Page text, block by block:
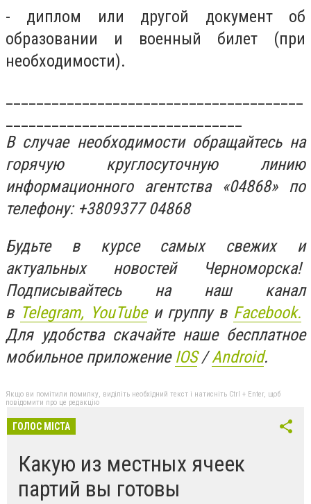
- диплом или другой документ об
образовании и военный билет (при
необходимости).
В случае необходимости обращайтесь на
горячую круглосуточную линию
информационного агентства «04868» по
телефону: +3809377 04868
Будьте в курсе самых свежих и
актуальных новостей Черноморска!
Подписывайтесь на наш канал
в Telegram, YouTubeи группу в Facebook.
Для удобства скачайте наше бесплатное
мобильное приложение IOS/Android.
Якщо ви помітили помилку, виділіть необхідний текст і натисніть Ctrl + Enter, щоб
повідомити про це редакцію
ГОЛОС МІСТА
Какую из местных ячеек
партий вы готовы